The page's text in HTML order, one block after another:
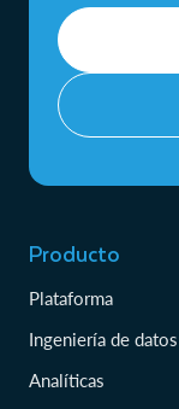
Producto
Plataforma
Ingeniería de datos
Analíticas